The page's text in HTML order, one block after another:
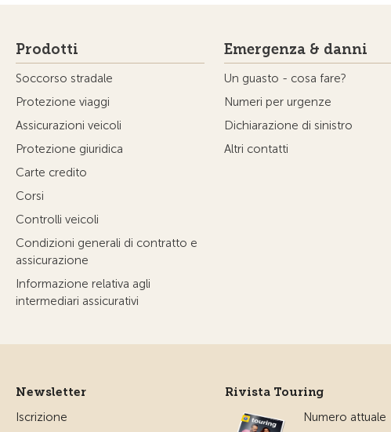
Prodotti
Soccorso stradale
Protezione viaggi
Assicurazioni veicoli
Protezione giuridica
Carte credito
Corsi
Controlli veicoli
Condizioni generali di contratto e
assicurazione
Informazione relativa agli
intermediari assicurativi
Emergenza & danni
Un guasto - cosa fare?
Numeri per urgenze
Dichiarazione di sinistro
Altri contatti
Newsletter
Iscrizione
Rivista Touring
Numero attuale